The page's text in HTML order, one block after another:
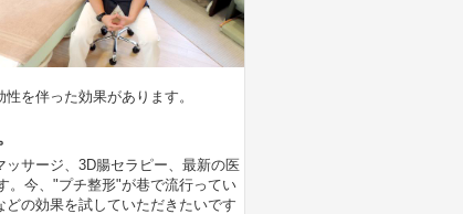
を伴った効果があります。
サージ、3D腸セラピー、最新の医
。今、"プチ整形"が巷で流行ってい
の効果を試していただきたいです